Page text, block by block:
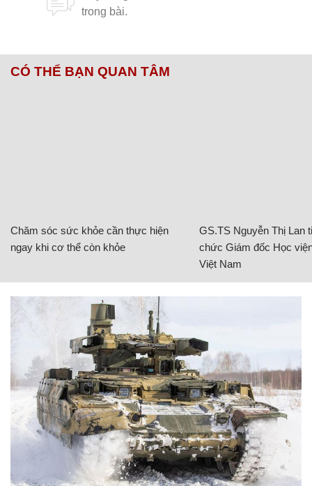
CÓ THỂ BẠN QUAN TÂM
Chăm sóc sức khỏe cần thực hiện
ngay khi cơ thể còn khỏe
GS.TS Nguyễn Thị Lan
chức Giám đốc Học
Việt Nam